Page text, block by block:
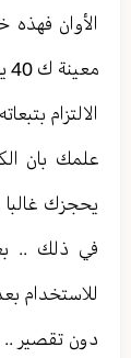
الأوان
الالتزام
علمك بان
في ذلك ..
للاستخدام
دون تقصير